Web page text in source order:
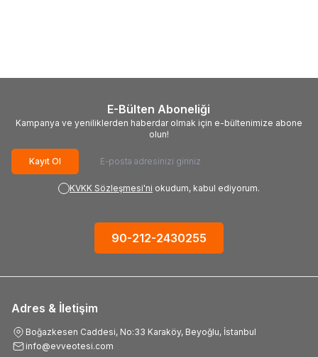
E-Bülten Aboneliği
Kampanya ve yeniliklerden haberdar olmak için e-bültenimize abone
olun!
Kayıt Ol
KVKK Sözleşmesi'ni okudum, kabul ediyorum.
90-212-2430255
Adres & İletişim
Boğazkesen Caddesi, No:33 Karaköy, Beyoğlu, İstanbul
info@evveotesi.com